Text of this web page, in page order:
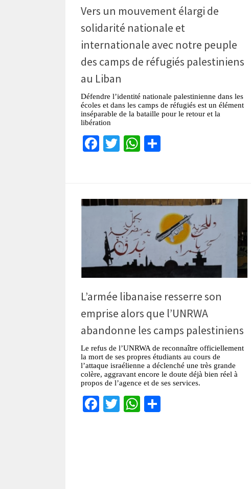
Vers un mouvement élargi de
solidarité nationale et
internationale avec notre peuple
des camps de réfugiés palestiniens
au Liban
Défendre l’identité nationale palestinienne dans les
écoles et dans les camps de réfugiés est un élément
inséparable de la bataille pour le retour et la
libération
Facebook
TwitterWhatsApp
L’armée libanaise resserre son
emprise alors que l’UNRWA
abandonne les camps palestiniens
Le refus de l’UNRWA de reconnaître officiellement
la mort de ses propres étudiants au cours de
l’attaque israélienne a déclenché une très grande
colère, aggravant encore le doute déjà bien réel à
propos de l’agence et de ses services.
Facebook
TwitterWhatsApp